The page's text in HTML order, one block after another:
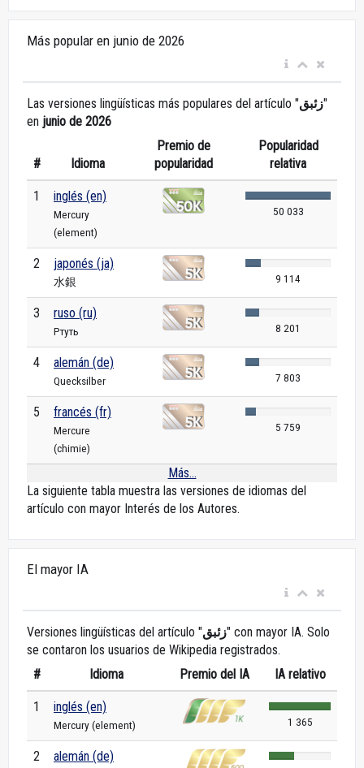
Más popular en junio de 2026
Las versiones lingüísticas más populares del artículo "زئبق"
en junio de 2026
# Idioma
Premio de
popularidad
Popularidad
relativa
1 inglés (en)
Mercury
(element)
50 033
2 japonés (ja)
水銀 9 114
3 ruso (ru)
Ртуть 8 201
4 alemán (de)
Quecksilber 7 803
5 francés (fr)
Mercure
(chimie)
5 759
Más...
La siguiente tabla muestra las versiones de idiomas del
artículo con mayor Interés de los Autores.
El mayor IA
Versiones lingüísticas del artículo "زئبق" con mayor IA. Solo
se contaron los usuarios de Wikipedia registrados.
#
Idioma Premio del IA IA relativo
1 inglés (en)
Mercury (element) 1 365
2 alemán (de)